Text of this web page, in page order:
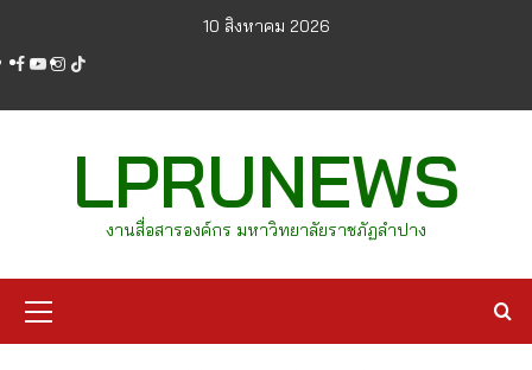
content
10 สิงหาคม 2026
facebook
youtube
instagram
tiktok
LPRUNEWS
งานสื่อสารองค์กร มหาวิทยาลัยราชภัฏลำปาง
Menu